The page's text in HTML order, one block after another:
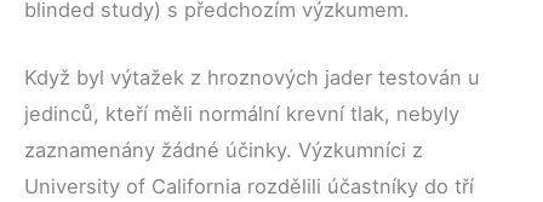
blinded study) s předchozím výzkumem.
Když byl výtažek z hroznových jader testován u
jedinců, kteří měli normální krevní tlak, nebyly
zaznamenány žádné účinky. Výzkumníci z
University of California rozdělili účastníky do tří